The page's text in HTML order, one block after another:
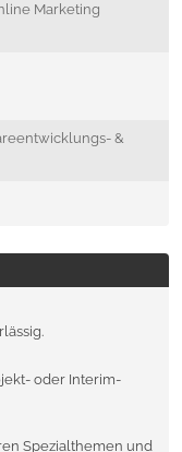
Marketing
&
oder Interim-
Spezialthemen und